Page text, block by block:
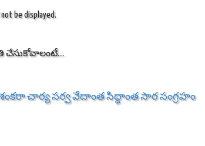
not be displayed.
చేసుకోవాలంటే....
చార్య సర్వ వేదాంత సిద్ధాంత సార సంగ్రహం